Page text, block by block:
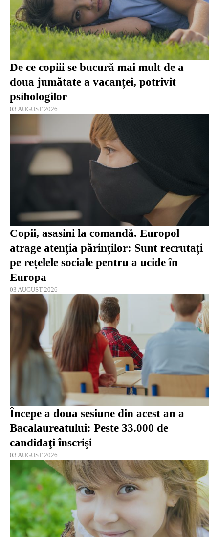
De ce copiii se bucură mai mult de a
doua jumătate a vacanței, potrivit
psihologilor
03 AUGUST 2026
Copii, asasini la comandă. Europol
atrage atenția părinților: Sunt recrutați
pe rețelele sociale pentru a ucide în
Europa
03 AUGUST 2026
Începe a doua sesiune din acest an a
Bacalaureatului: Peste 33.000 de
candidaţi înscrişi
03 AUGUST 2026